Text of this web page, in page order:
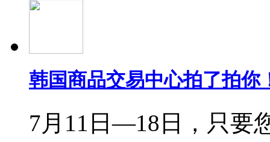
韩国商品交易中心拍了拍你
7月11日—18日，只要